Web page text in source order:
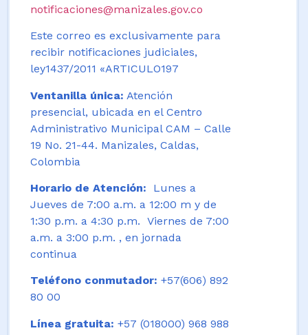
notificaciones@manizales.gov.co
Este correo es exclusivamente para
recibir notificaciones judiciales,
ley1437/2011 «ARTICULO197
Ventanilla única: Atención
presencial, ubicada en el Centro
Administrativo Municipal CAM – Calle
19 No. 21-44. Manizales, Caldas,
Colombia
Horario de Atención:
Lunes a
Jueves de 7:00 a.m. a 12:00 m y de
1:30 p.m. a 4:30 p.m. Viernes de 7:00
a.m. a 3:00 p.m. , en jornada
continua
Teléfono conmutador: +57(606) 892
80 00
Línea gratuita: +57 (018000) 968 988